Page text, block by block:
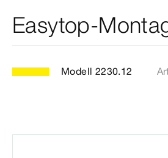
Easytop-
Modell 2230.12